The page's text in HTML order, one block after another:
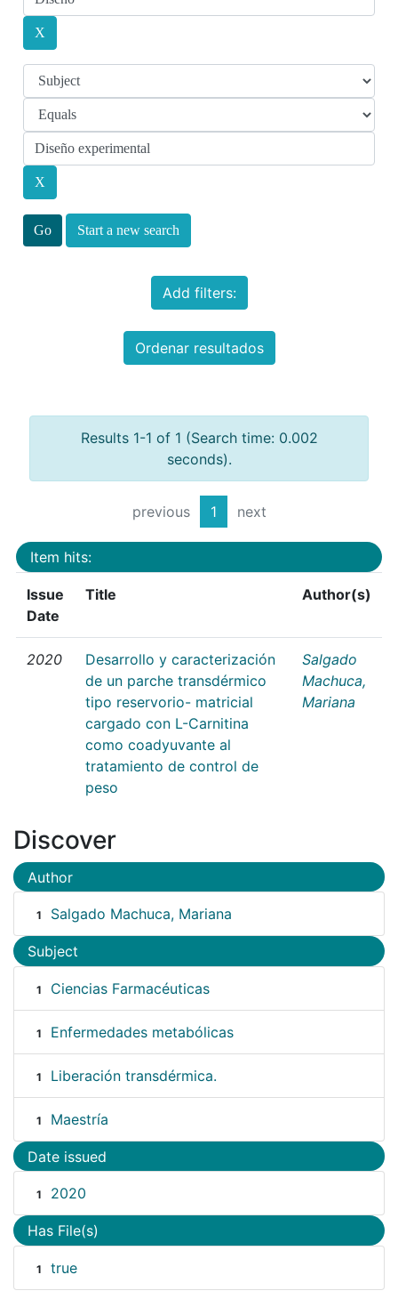
Start a new search
Add filters:
Ordenar resultados
Results 1-1 of 1 (Search time: 0.002
seconds).
previous 1 next
Item hits:
Issue
Date
Title Author(s)
2020
Desarrollo y caracterización
de un parche transdérmico
tipo reservorio- matricial
cargado con L-Carnitina
como coadyuvante al
tratamiento de control de
peso
Salgado
Machuca,
Mariana
Discover
Author
1 Salgado Machuca, Mariana
Subject
1 Ciencias Farmacéuticas
1 Enfermedades metabólicas
1 Liberación transdérmica.
1 Maestría
Date issued
1 2020
Has File(s)
1 true